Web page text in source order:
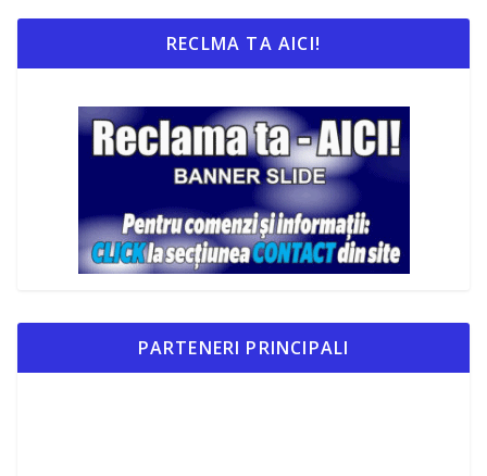
RECLMA TA AICI!
PARTENERI PRINCIPALI